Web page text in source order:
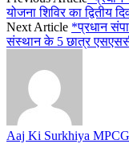
योजना शिविर का
Next Article *प्रधान
संस्थान के 5 छात्र
Aaj Ki Surkhiya MPCG